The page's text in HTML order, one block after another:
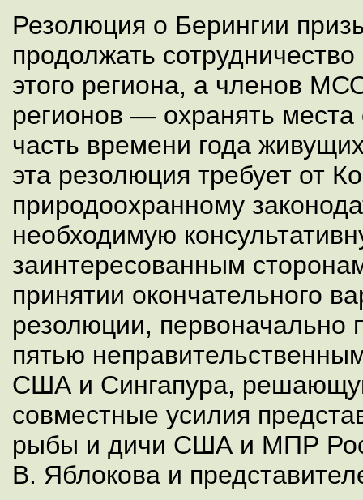
Резолюция о Берингии
продолжать
этого региона, а членов
регионов — охранять места
часть времени года
эта резолюция требует от
природоохранному
необходимую
заинтересованным
принятии окончательного
резолюции, первоначально
пятью
США и Сингапура,
совместные усилия
рыбы и дичи США и МПР
В. Яблокова и